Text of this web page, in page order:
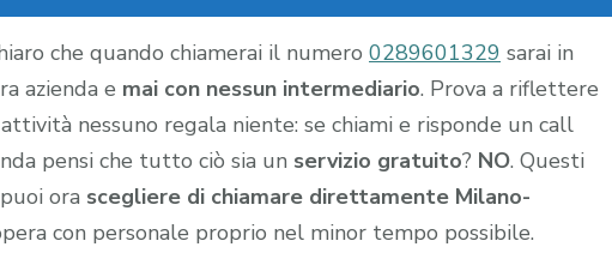
che quando chiamerai il numero 0289601329 sarai in
azienda e mai con nessun intermediario. Prova a riflettere
nessuno regala niente: se chiami e risponde un call
pensi che tutto ciò sia un servizio gratuito? NO. Questi
ora scegliere di chiamare direttamente Milano-
con personale proprio nel minor tempo possibile.